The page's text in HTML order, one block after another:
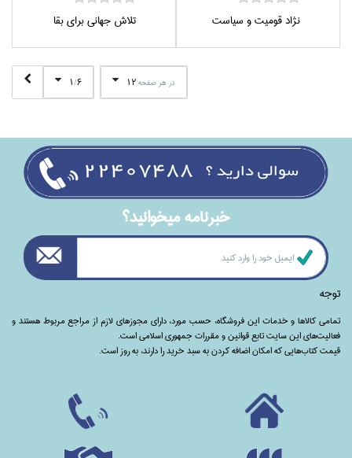
نژاد قوميت و سياست تلاش جهاني براي بقا
در هر صفحه12
1/6
خبرنامه ميخوانيد؟
توجه
تمامی‌ کالاها و خدمات این فروشگاه، حسب مورد،‌ دارای مجوزهای لازم از مراجع مربوط هستند ‌و‌‌
فعالیت‌های این سایت تابع قوانین و مقررات جمهوری اسلامی است.
قیمت کتاب‌هایی که امکان اضافه کردن به سبد خرید را دارند،‌ به روز است.